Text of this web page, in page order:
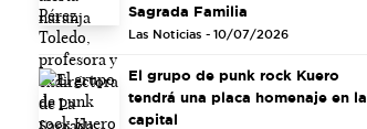
Sagrada Familia
Las Noticias - 10/07/2026
El grupo de punk rock Kuero
tendrá una placa homenaje en la
capital